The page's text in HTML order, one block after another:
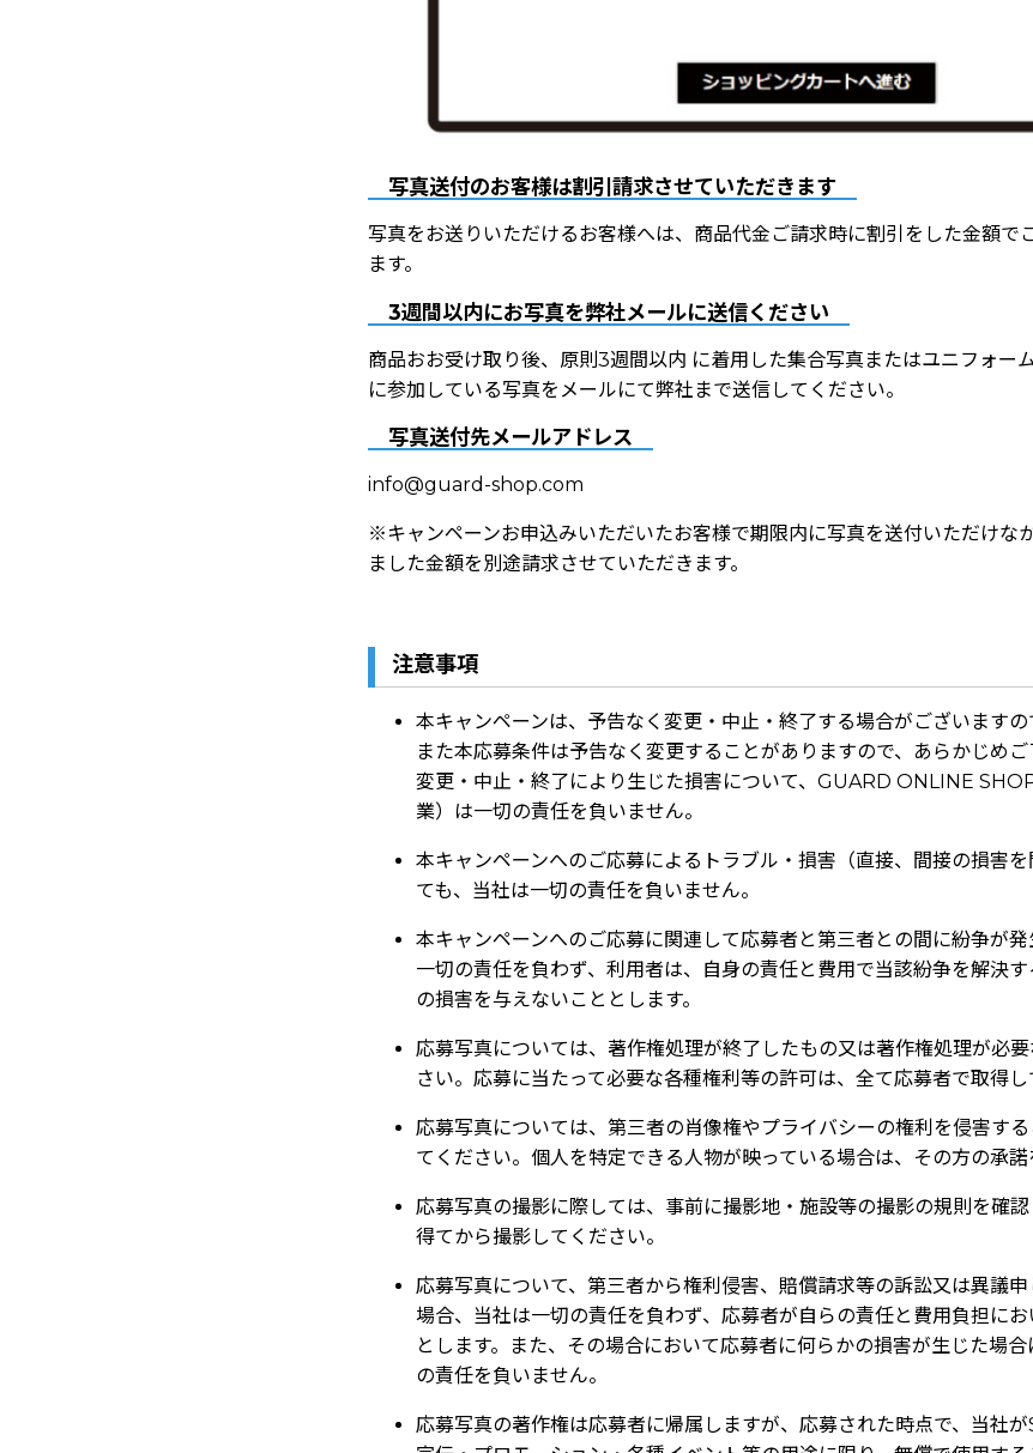
写真送付のお客様は割引請求させていただきます
写真をお送りいただけるお客様へは、商品代金ご請求時に割引をした金額で
ます。
3週間以内にお写真を弊社メールに送信ください
商品おお受け取り後、 原則3週間以内 に着用した集合写真またはユニフォー
に参加している写真をメールにて弊社まで送信してください。
写真送付先メールアドレス
info@guard-shop.com
※キャンペーンお申込みいただいたお客様で期限内に写真を送付いただけな
ました金額を別途請求させていただきます。
注意事項
本キャンペーンは、予告なく変更・中止・終了する場合がございますの
また本応募条件は予告なく変更することがありますので、あらかじめ
変更・中止・終了により生じた損害について、GUARD ONLINE
業）は一切の責任を負いません。
本キャンペーンへのご応募によるトラブル・損害（直接、間接の損害
ても、当社は一切の責任を負いません。
本キャンペーンへのご応募に関連して応募者と第三者との間に紛争が
一切の責任を負わず、利用者は、自身の責任と費用で当該紛争を解決
の損害を与えないこととします。
応募写真については、著作権処理が終了したもの又は著作権処理が必
さい。応募に当たって必要な各種権利等の許可は、全て応募者で取得し
応募写真については、第三者の肖像権やプライバシーの権利を侵害す
てください。個人を特定できる人物が映っている場合は、その方の承諾
応募写真の撮影に際しては、事前に撮影地・施設等の撮影の規則を確
得てから撮影してください。
応募写真について、第三者から権利侵害、賠償請求等の訴訟又は異議
場合、当社は一切の責任を負わず、応募者が自らの責任と費用負担に
とします。また、その場合において応募者に何らかの損害が生じた場
の責任を負いません。
応募写真の著作権は応募者に帰属しますが、応募された時点で、当社